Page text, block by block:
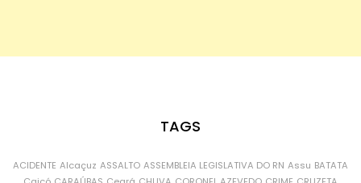
TAGS
ACIDENTE Alcaçuz ASSALTO ASSEMBLEIA LEGISLATIVA DO RN Assu BATATA